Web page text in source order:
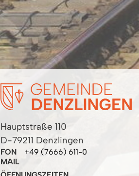
Hauptstraße 110
D-79211 Denzlingen
FON
+49 (7666) 611-0
MAIL